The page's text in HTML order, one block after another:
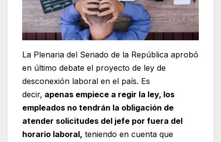
La Plenaria del Senado de la República aprobó
en último debate el proyecto de ley de
desconexión laboral en el país. Es
decir, apenas empiece a regir la ley, los
empleados no tendrán la obligación de
atender solicitudes del jefe por fuera del
horario laboral, teniendo en cuenta que